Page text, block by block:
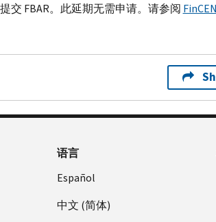
交 FBAR。此延期无需申请。请参阅 FinCEN
语言
Español
中文 (简体)